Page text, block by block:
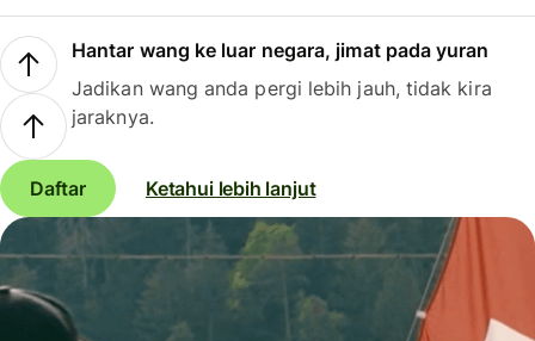
Hantar wang ke luar negara, jimat pada yuran
Jadikan wang anda pergi lebih jauh, tidak kira
jaraknya.
Daftar Ketahui lebih lanjut